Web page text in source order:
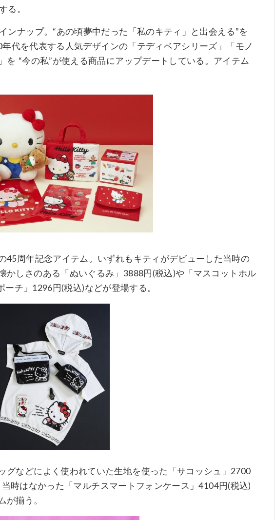
る。
ンナップ。“あの頃夢中だった「私のキティ」と出会える”を
代を代表する人気デザインの「テディベアシリーズ」「モノ
を “今の私”が使える商品にアップデートしている。アイテム
45周年記念アイテム。いずれもキティがデビューした当時の
かしさのある「ぬいぐるみ」3888円(税込)や「マスコットホル
チ」1296円(税込)などが登場する。
グなどによく使われていた生地を使った「サコッシュ」2700
時はなかった「マルチスマートフォンケース」4104円(税込)
が揃う。